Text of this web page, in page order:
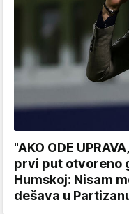
"AKO ODE
prvi put otvoreno
Humskoj: Nisam
dešava u